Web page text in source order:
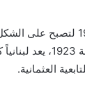
مع الاحتفاظ بحقوق الاختيار المنصوص